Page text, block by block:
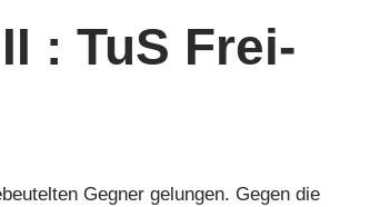
: TuS Frei-
Gegner gelungen. Gegen die